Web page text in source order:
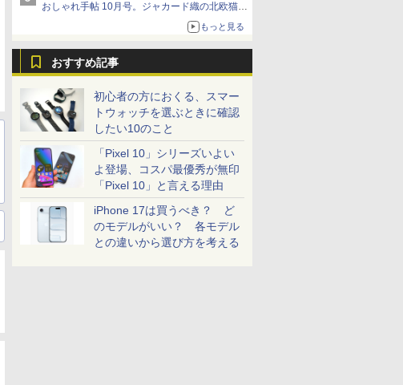
おしゃれ手帖 10月号。ジャカード織の北欧猫デ
もっと見る
おすすめ記事
初心者の方におくる、スマー
トウォッチを選ぶときに確認
したい10のこと
「Pixel 10」シリーズいよい
よ登場、コスパ最優秀が無印
「Pixel 10」と言える理由
iPhone 17は買うべき？ ど
のモデルがいい？ 各モデル
との違いから選び方を考える